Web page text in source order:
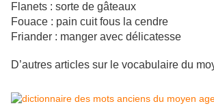
Flanets : sorte de gâteaux
Fouace : pain cuit fous la cendre
Friander : manger avec délicatesse
D’autres articles sur le vocabulaire du